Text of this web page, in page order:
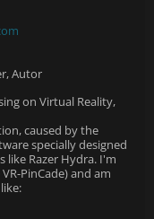
Autor
on Virtual Reality,
caused by the
specially designed
like Razer Hydra. I'm
PinCade) and am